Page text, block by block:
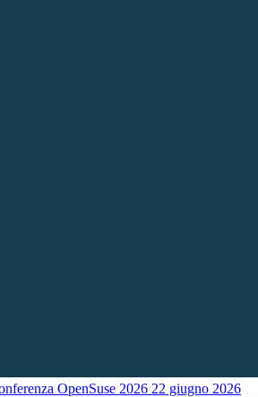
OpenSuse 2026 22 giugno 2026